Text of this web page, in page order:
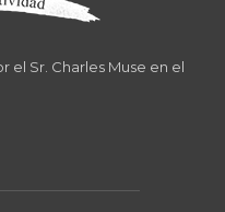
el Sr. Charles Muse en el